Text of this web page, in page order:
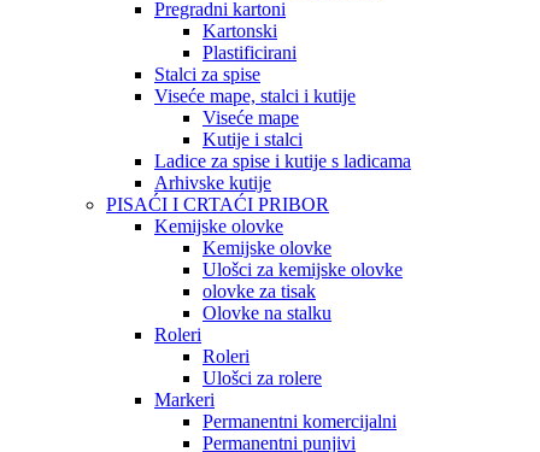
Pregradni kartoni
Kartonski
Plastificirani
Stalci za spise
Viseće mape, stalci i kutije
Viseće mape
Kutije i stalci
Ladice za spise i kutije s ladicama
Arhivske kutije
PISAĆI I CRTAĆI PRIBOR
Kemijske olovke
Kemijske olovke
Ulošci za kemijske olovke
olovke za tisak
Olovke na stalku
Roleri
Roleri
Ulošci za rolere
Markeri
Permanentni komercijalni
Permanentni punjivi